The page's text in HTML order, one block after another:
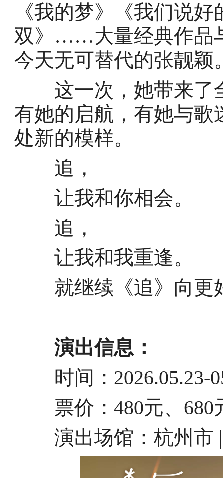
《我的梦》《我们说
双》……大量经典作品
今天无可替代的张靓颖
这一次，她带来了
有她的启航，有她与歌
处新的模样。
追，
让我和你相会。
追，
让我和我重逢。
就继续《追》向更
演出信息：
时间：2026.05.23-
票价：480元、680
演出场馆：杭州市 |